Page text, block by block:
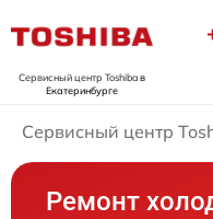
Сервисный центр Toshibaв
Екатеринбурге
Сервисный центр
Ремонт